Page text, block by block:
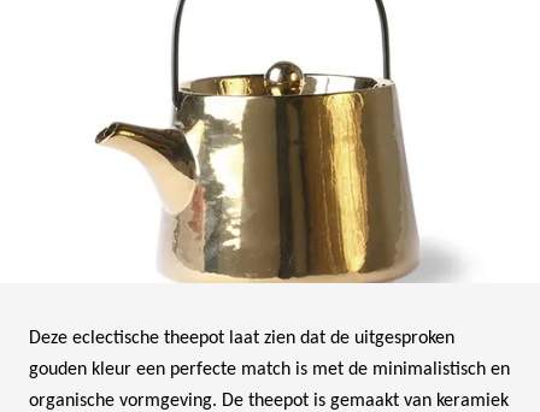
Deze eclectische theepot laat zien dat de uitgesproken
gouden kleur een perfecte match is met de minimalistisch en
organische vormgeving. De theepot is gemaakt van keramiek